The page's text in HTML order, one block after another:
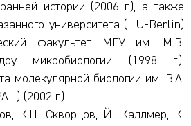
истории (2006 г.), а также
университета (HU-Berlin)
факультет МГУ им. М.В.
микробиологии (1998 г.),
молекулярной биологии им. В.А.
(2002 г.).
К.Н. Скворцов, Й. Каллмер, К.